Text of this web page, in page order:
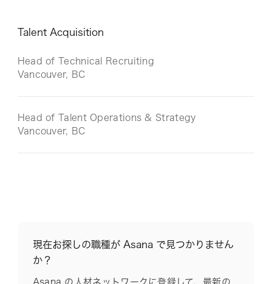
Talent Acquisition
Head of Technical Recruiting
Vancouver, BC
Head of Talent Operations & Strategy
Vancouver, BC
現在お探しの職種が Asana で見つかりません
か？
Asana の人材ネットワークに登録して、最新の